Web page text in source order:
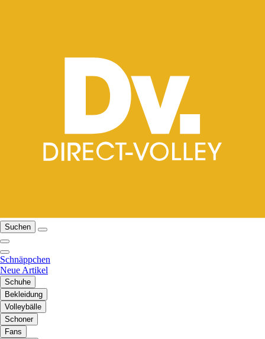
Suchen
Schnäppchen
Neue Artikel
Schuhe
Bekleidung
Volleybälle
Schoner
Fans